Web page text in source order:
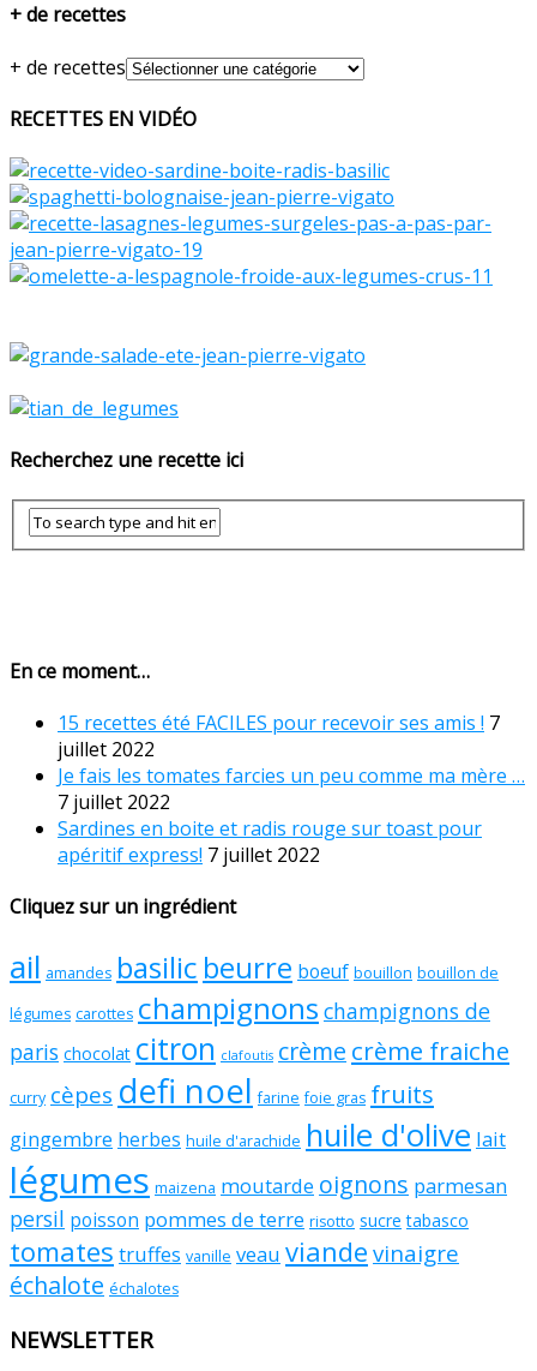
+ de recettes
+ de recettes
RECETTES EN VIDÉO
Recherchez une recette ici
En ce moment…
15 recettes été FACILES pour recevoir ses amis ! 7
juillet 2022
Je fais les tomates farcies un peu comme ma mère …
7 juillet 2022
Sardines en boite et radis rouge sur toast pour
apéritif express! 7 juillet 2022
Cliquez sur un ingrédient
ail amandes basilic beurre boeuf bouillon bouillon de
légumes carottes champignons champignons de
paris chocolat citron clafoutis crème crème fraiche
curry cèpes defi noel farine foie gras fruits
gingembre herbes huile d'arachide huile d'olive lait
légumes maizena moutarde oignons parmesan
persil poisson pommes de terre risotto sucre tabasco
tomates truffes vanille veau viande vinaigre
échalote échalotes
NEWSLETTER